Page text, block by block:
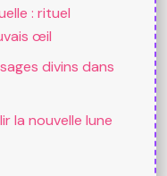
: rituel
œil
divins dans
la nouvelle lune